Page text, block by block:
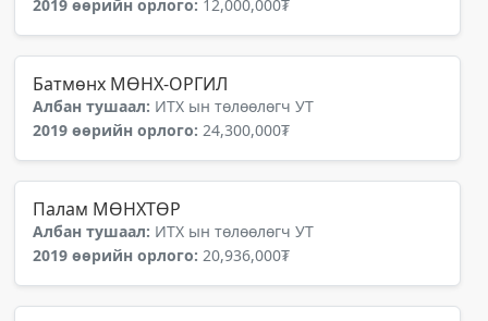
2019 өөрийн орлого: 12,000,000₮
Батмөнх МӨНХ-ОРГИЛ
Албан тушаал: ИТХ ын төлөөлөгч УТ
2019 өөрийн орлого: 24,300,000₮
Палам МӨНХТӨР
Албан тушаал: ИТХ ын төлөөлөгч УТ
2019 өөрийн орлого: 20,936,000₮